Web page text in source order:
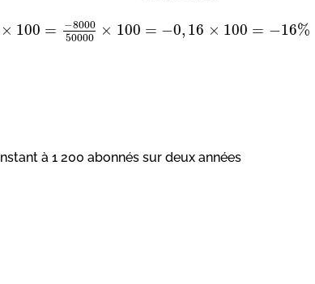
× 100 = −8000
50000 × 100 = −0, 16 × 100 = −16%
à 1 200 abonnés sur deux années